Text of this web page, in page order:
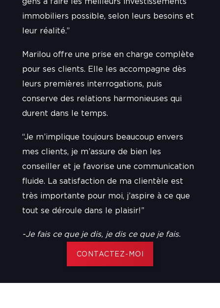
immobiliers possible, selon leurs besoins et
leur réalité.”
Marilou offre une prise en charge complète
pour ses clients. Elle les accompagne dès
leurs premières interrogations, puis
conserve des relations harmonieuses qui
durent dans le temps.
“Je m’implique toujours beaucoup envers
mes clients, je m’assure de bien les
conseiller et je favorise une communication
fluide. La satisfaction de ma clientèle est
très importante pour moi, j’aspire à ce que
tout se déroule dans le plaisir!”
-Je fais ce que je dis, je dis ce que je fais.
CONTACTEZ-MOI